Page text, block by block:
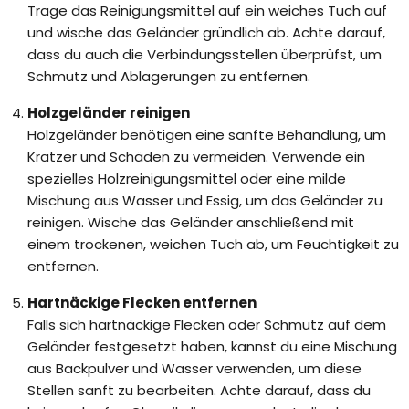
Trage das Reinigungsmittel auf ein weiches Tuch auf
und wische das Geländer gründlich ab. Achte darauf,
dass du auch die Verbindungsstellen überprüfst, um
Schmutz und Ablagerungen zu entfernen.
Holzgeländer reinigen
Holzgeländer benötigen eine sanfte Behandlung, um
Kratzer und Schäden zu vermeiden. Verwende ein
spezielles Holzreinigungsmittel oder eine milde
Mischung aus Wasser und Essig, um das Geländer zu
reinigen. Wische das Geländer anschließend mit
einem trockenen, weichen Tuch ab, um Feuchtigkeit zu
entfernen.
Hartnäckige Flecken entfernen
Falls sich hartnäckige Flecken oder Schmutz auf dem
Geländer festgesetzt haben, kannst du eine Mischung
aus Backpulver und Wasser verwenden, um diese
Stellen sanft zu bearbeiten. Achte darauf, dass du